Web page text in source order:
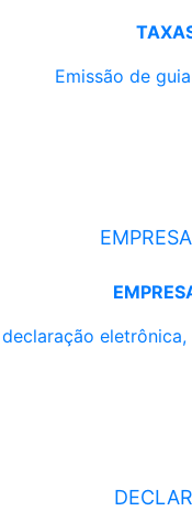
Emissão de